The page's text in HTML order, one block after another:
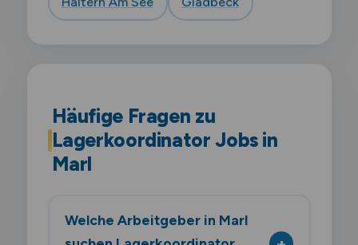
Häufige Fragen zu
Lagerkoordinator Jobs in
Marl
Welche Arbeitgeber in Marl